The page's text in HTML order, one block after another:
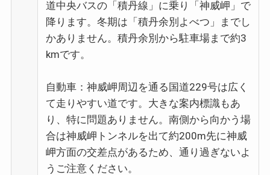
道中央バスの「積丹線」に乗り「神威岬」で
降ります。冬期は「積丹余別よべつ」までし
かありません。積丹余別から駐車場まで約3
kmです。
自動車：神威岬周辺を通る国道229号は広く
て走りやすい道です。大きな案内標識もあ
り、特に問題ありません。南側から向かう場
合は神威岬トンネルを出て約200m先に神威
岬方面の交差点があるため、通り過ぎないよ
うご注意ください。